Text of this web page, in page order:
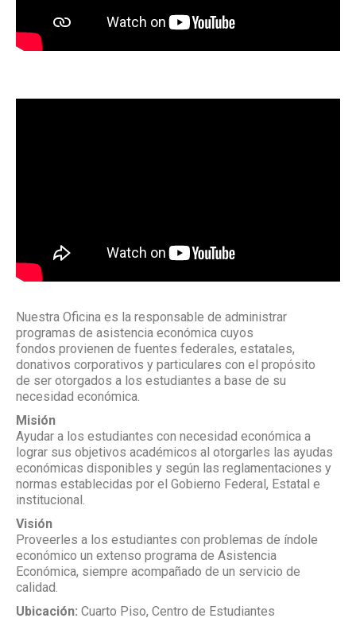
Nuestra Oficina es la responsable de administrar
programas de asistencia económica cuyos
fondos provienen de fuentes federales, estatales,
donativos corporativos y particulares con el propósito
de ser otorgados a los estudiantes a base de su
necesidad económica.
Misión
Ayudar a los estudiantes con necesidad económica a
lograr sus objetivos académicos al otorgarles las ayudas
económicas disponibles y según las reglamentaciones y
normas establecidas por el Gobierno Federal, Estatal e
institucional.
Visión
Proveerles a los estudiantes con problemas de índole
económico un extenso programa de Asistencia
Económica, siempre acompañado de un servicio de
calidad.
Ubicación: Cuarto Piso, Centro de Estudiantes